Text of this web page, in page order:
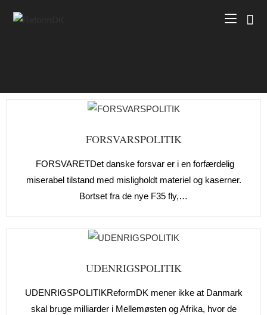
FORSVARSPOLITIK
FORSVARETDet danske forsvar er i en forfærdelig
miserabel tilstand med misligholdt materiel og kaserner.
Bortset fra de nye F35 fly,…
UDENRIGSPOLITIK
UDENRIGSPOLITIKReformDK mener ikke at Danmark
skal bruge milliarder i Mellemøsten og Afrika, hvor de